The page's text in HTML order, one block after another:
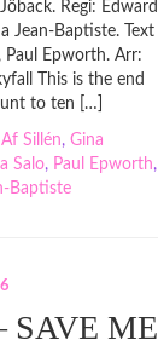
Regi: Edward
Jean-Baptiste. Text
Paul Epworth. Arr:
This is the end
to ten […]
Sillén, Gina
Salo, Paul Epworth,
Baptiste
SAVE ME